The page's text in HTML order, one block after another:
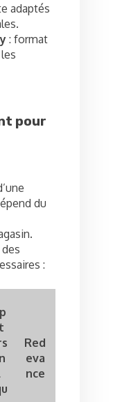
adaptés
: format
pour
du
:
Red
eva
nce